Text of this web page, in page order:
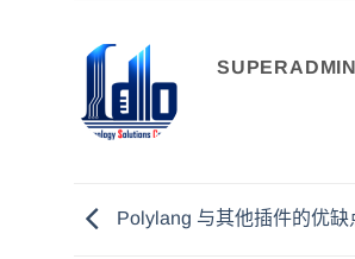
SUPERADMIN
Polylang 与其他插件的优缺